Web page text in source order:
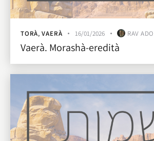
TORÀ,VAERÀ 16/01/2026 RAV
Vaerà. Morashà-eredità